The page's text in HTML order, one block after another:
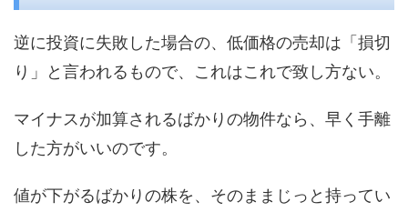
逆に投資に失敗した場合の、低価格の売却は「損切
り」と言われるもので、これはこれで致し方ない。
マイナスが加算されるばかりの物件なら、早く手離
した方がいいのです。
値が下がるばかりの株を、そのままじっと持ってい